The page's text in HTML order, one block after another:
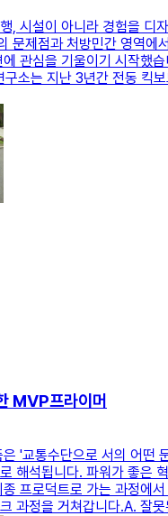
, 시설이 아니라 경험을 디
문제점과 처방민간 영역에
관심을 기울이기 시작했
구소는 지난 3년간 전동 킥
MVP프라이머
'교통수단으로 서의 어떤
해석됩니다. 파워가 좋은
프로덕트로 가는 과정에
과정을 거쳐갑니다.A. 잘